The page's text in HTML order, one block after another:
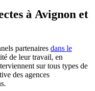
à Avignon et
partenaires dans le
de leur travail, en
sur tous types de
des agences